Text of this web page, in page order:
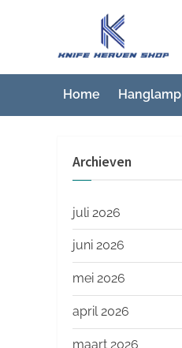
inhoud
K
n
i
f
e
h
Home Hanglamp
Archieven
juli 2026
juni 2026
mei 2026
april 2026
maart 2026